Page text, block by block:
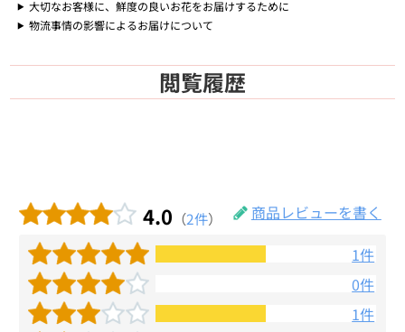
大切なお客様に、鮮度の良いお花をお届けするために
物流事情の影響によるお届けについて
閲覧履歴
4.0 （2件）
商品レビューを書く
1件
0件
1件